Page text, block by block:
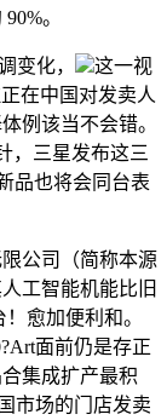
。
变化，
这一视
在中国对发卖人
例该当不会错。
，三星发布这三
品也将会同台表
公司（简称本源
工智能机能比旧
愈加便利和。
面前仍是存正
集成扩产最积
市场的门店发卖